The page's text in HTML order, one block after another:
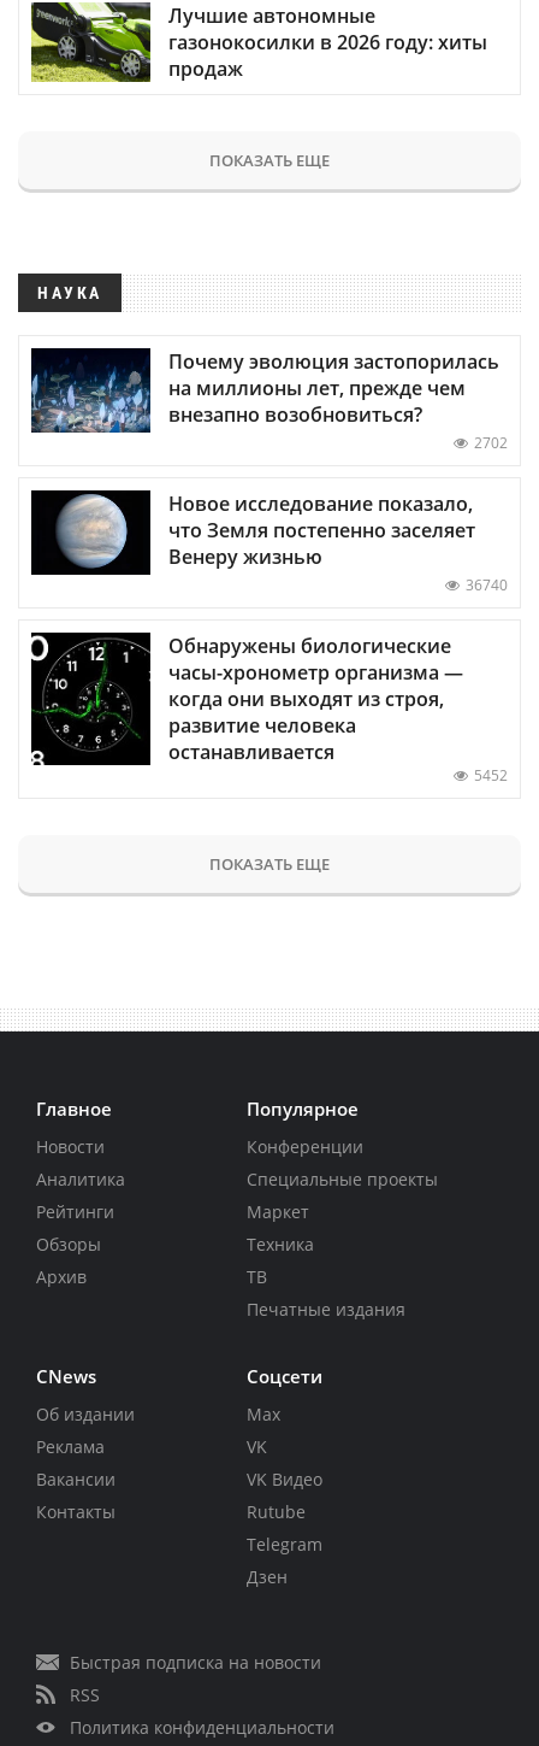
Лучшие автономные
газонокосилки в 2026 году: хиты
продаж
ПОКАЗАТЬ ЕЩЕ
НАУКА
Почему эволюция застопорилась
на миллионы лет, прежде чем
внезапно возобновиться?
2702
Новое исследование показало,
что Земля постепенно заселяет
Венеру жизнью
36740
Обнаружены биологические
часы-хронометр организма —
когда они выходят из строя,
развитие человека
останавливается
5452
ПОКАЗАТЬ ЕЩЕ
Главное
Новости
Аналитика
Рейтинги
Обзоры
Архив
Популярное
Конференции
Специальные проекты
Маркет
Техника
ТВ
Печатные издания
CNews
Об издании
Реклама
Вакансии
Контакты
Соцсети
Max
VK
VK Видео
Rutube
Telegram
Дзен
Быстрая подписка на новости
RSS
Политика конфиденциальности